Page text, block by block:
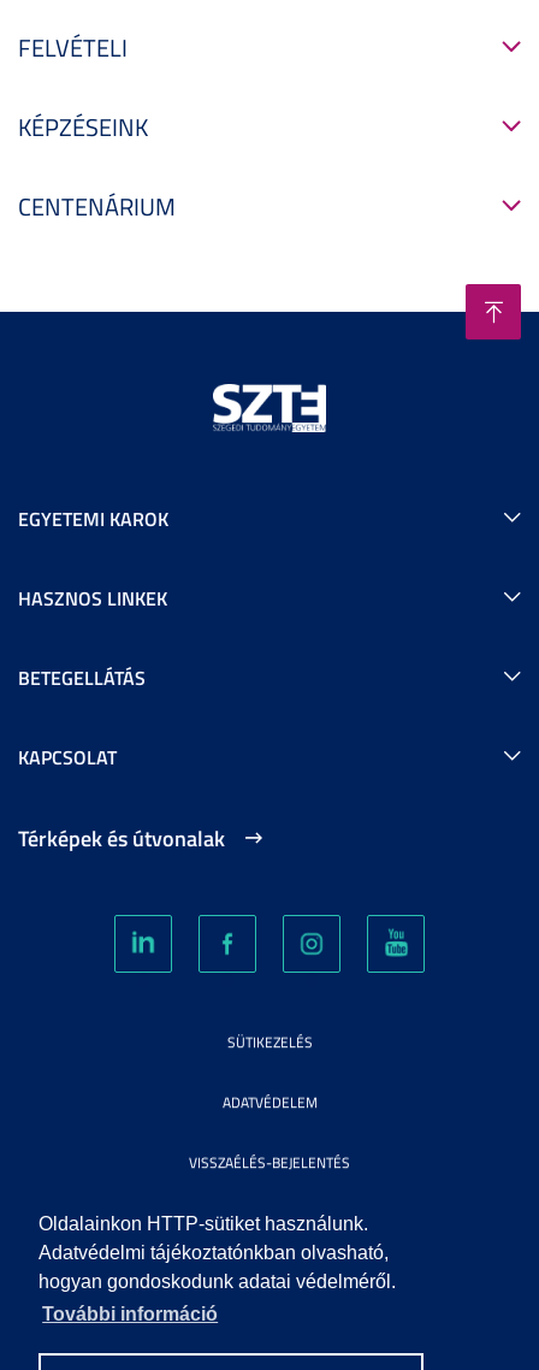
Oldalainkon HTTP-sütiket használunk.
Adatvédelmi tájékoztatónkban olvasható,
hogyan gondoskodunk adatai védelméről.
További információ
FELVÉTELI
KÉPZÉSEINK
CENTENÁRIUM
EGYETEMI KAROK
HASZNOS LINKEK
BETEGELLÁTÁS
KAPCSOLAT
Térképek és útvonalak
SÜTIKEZELÉS
ADATVÉDELEM
VISSZAÉLÉS-BEJELENTÉS
KÖZÉRDEKŰ ADATOK
IMPRESSZUM